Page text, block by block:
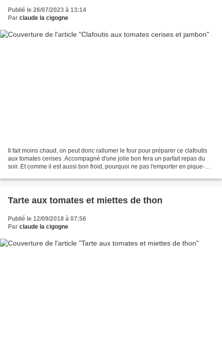
Publié le 26/07/2023 à 13:14
Par claude la cigogne
Il fait moins chaud, on peut donc rallumer le four pour préparer ce clafoutis
aux tomates cerises .Accompagné d'une jolie bon fera un parfait repas du
soir. Et comme il est aussi bon froid, pourquoi ne pas l'emporter en pique-
Tarte aux tomates et miettes de thon
Publié le 12/09/2018 à 07:56
Par claude la cigogne